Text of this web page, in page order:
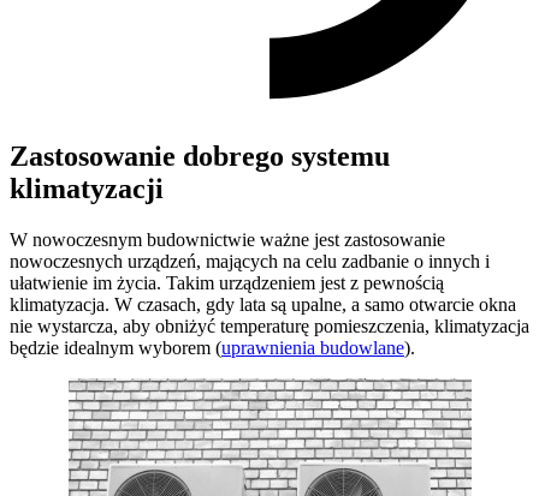
Zastosowanie dobrego systemu
klimatyzacji
W nowoczesnym budownictwie ważne jest zastosowanie
nowoczesnych urządzeń, mających na celu zadbanie o innych i
ułatwienie im życia. Takim urządzeniem jest z pewnością
klimatyzacja. W czasach, gdy lata są upalne, a samo otwarcie okna
nie wystarcza, aby obniżyć temperaturę pomieszczenia, klimatyzacja
będzie idealnym wyborem (uprawnienia budowlane).